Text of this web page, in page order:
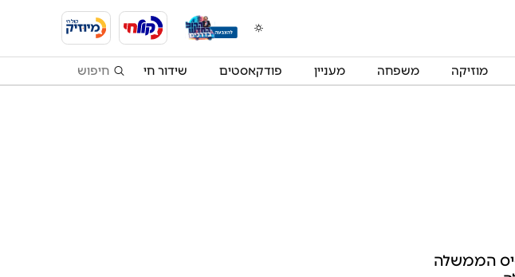
מוזיקה משפחה מעניין פודקאסטים שידור חי
הממשלה